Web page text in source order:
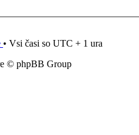
• Vsi časi so UTC + 1 ura
© phpBB Group